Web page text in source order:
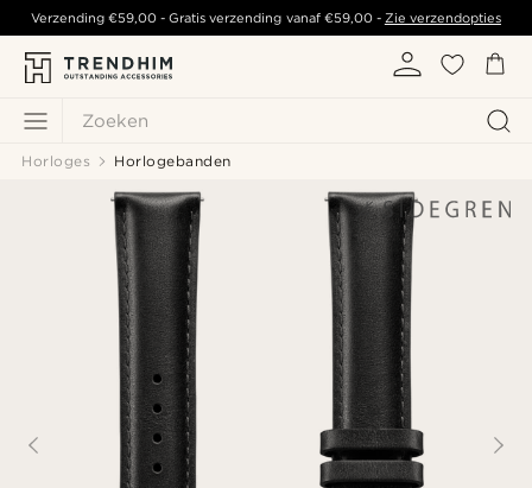
Zoeken
Verzending€59,00 - Gratis verzending vanaf €59,00- Zie verzendopties
Horloges Horlogebanden